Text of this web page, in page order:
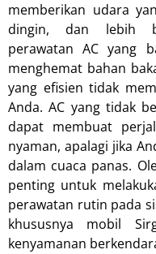
memberikan udara
dingin, dan lebih
perawatan AC yang
menghemat bahan
yang efisien tidak
Anda. AC yang tidak
dapat membuat
nyaman, apalagi jika
dalam cuaca panas.
penting untuk
perawatan rutin pada
khususnya mobil
kenyamanan